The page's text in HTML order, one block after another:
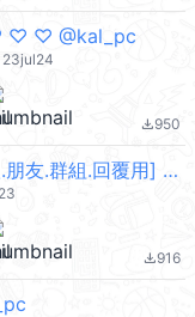
♡ ♡ @kal_pc
file_download950
超實用便利貼[工作.家人.朋友.群組.回覆用] @kal_pc
file_download916